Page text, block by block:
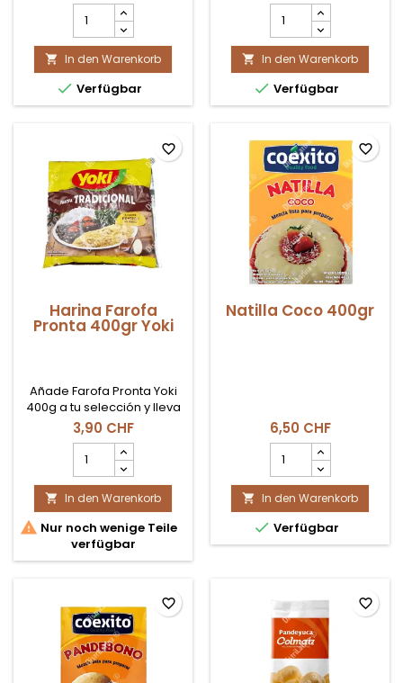
de
Plátano
500gr
Produktmengenfeld
 In den Warenkorb
 Verfügbar
de
Queijo
Caja
250g
Coexito
Produktmengenfeld
 In den Warenkorb
 Verfügbar
Harina Farofa
Pronta 400gr Yoki
Añade Farofa Pronta Yoki
400g a tu selección y lleva
a tu mesa la esencia de
Brasil, lista para servir y
compartir.
3,90 CHF
Farofa
Pronta
400gr
Yoki
Produktmengenfeld
 In den Warenkorb
 Nur noch wenige Teile
verfügbar
favorite_border
Natilla Coco 400gr
6,50 CHF
Coco
400gr
Produktmengenfeld
 In den Warenkorb
 Verfügbar
favorite_border
favorite_border favorite_border